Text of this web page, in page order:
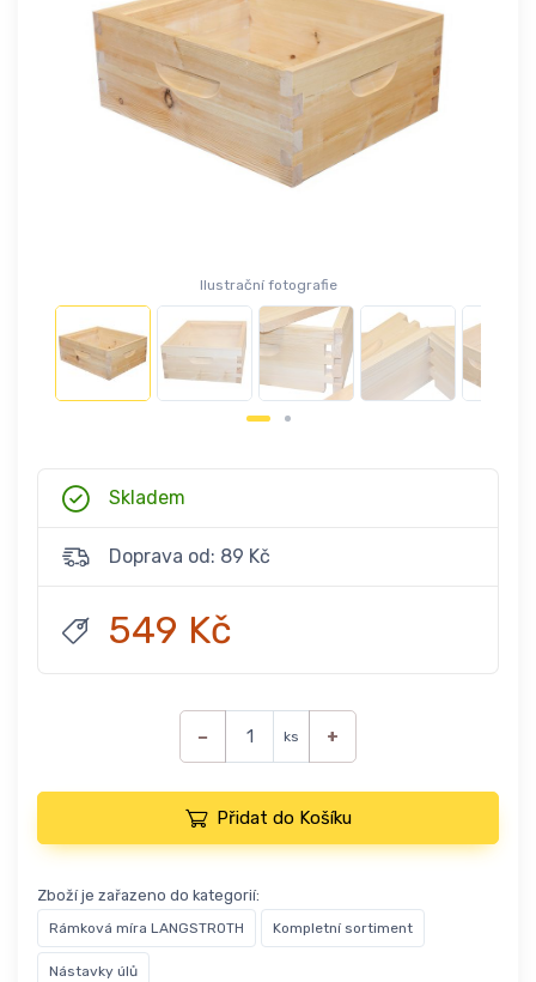
Ilustrační fotografie
Skladem
Doprava od: 89 Kč
549 Kč
− ks +
Přidat do Košíku
Zboží je zařazeno do kategorií:
Rámková míra LANGSTROTH Kompletní sortiment
Nástavky úlů